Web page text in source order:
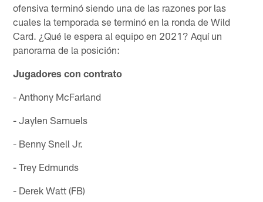
ofensiva terminó siendo una de las razones por las
cuales la temporada se terminó en la ronda de Wild
Card. ¿Qué le espera al equipo en 2021? Aquí un
panorama de la posición:
Jugadores con contrato
- Anthony McFarland
- Jaylen Samuels
- Benny Snell Jr.
- Trey Edmunds
- Derek Watt (FB)